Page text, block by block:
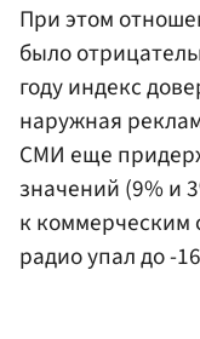
При этом
было
году индекс
наружная
СМИ еще
значений (9% и
к коммерческим
радио упал до -